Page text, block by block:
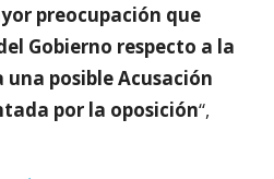
preocupación que
Gobierno respecto a la
posible Acusación
por la oposición“,